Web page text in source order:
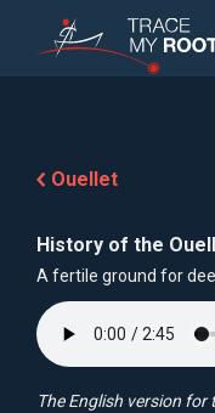
Ouellet
History of the
A fertile ground for
The English version for